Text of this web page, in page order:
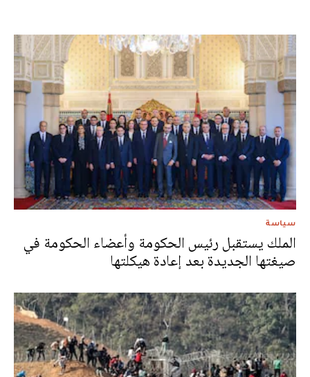
سياسة
الملك يستقبل رئيس الحكومة وأعضاء الحكومة في
صيغتها الجديدة بعد إعادة هيكلتها